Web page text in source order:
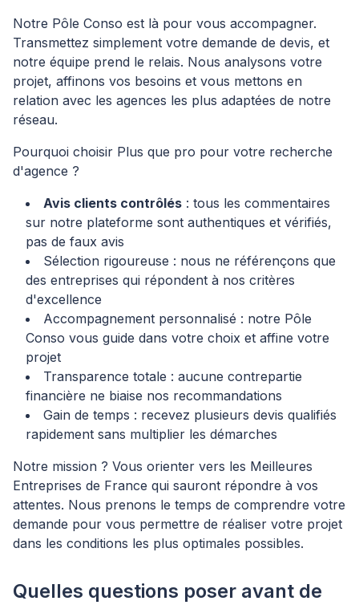
Notre Pôle Conso est là pour vous accompagner.
Transmettez simplement votre demande de devis, et
notre équipe prend le relais. Nous analysons votre
projet, affinons vos besoins et vous mettons en
relation avec les agences les plus adaptées de notre
réseau.
Pourquoi choisir Plus que pro pour votre recherche
d'agence ?
Avis clients contrôlés : tous les commentaires
sur notre plateforme sont authentiques et vérifiés,
pas de faux avis
Sélection rigoureuse : nous ne référençons que
des entreprises qui répondent à nos critères
d'excellence
Accompagnement personnalisé : notre Pôle
Conso vous guide dans votre choix et affine votre
projet
Transparence totale : aucune contrepartie
financière ne biaise nos recommandations
Gain de temps : recevez plusieurs devis qualifiés
rapidement sans multiplier les démarches
Notre mission ? Vous orienter vers les Meilleures
Entreprises de France qui sauront répondre à vos
attentes. Nous prenons le temps de comprendre votre
demande pour vous permettre de réaliser votre projet
dans les conditions les plus optimales possibles.
Quelles questions poser avant de